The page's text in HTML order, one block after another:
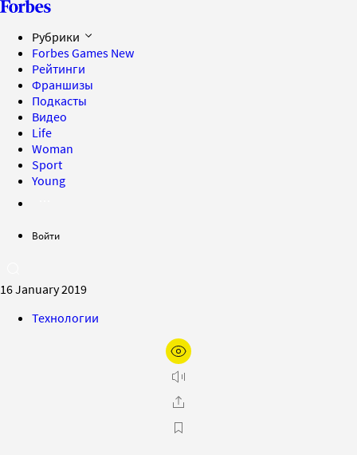
Рубрики
Forbes Games New
Рейтинги
Франшизы
Подкасты
Видео
Life
Woman
Sport
Young
Войти
16 January 2019
Технологии